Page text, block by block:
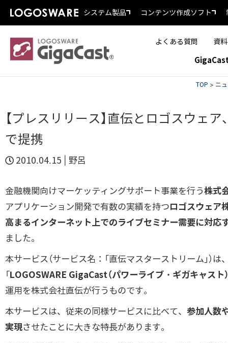
システム製品 コンテンツ作成ソフト
よくある質問 資
TOP > ニ
【プレスリリース】直伝とロゴスウェ
で提携
2010.04.15 | 野呂
金融機関向けマーケッティングサポート事業を行う株式
アプリケーション開発で有数の実績を持つロゴスウェア
高まるインターネット上でのライブセミナー需要に対
ました。
本サービス（サービス名：「直伝マスターストリーム」
「LOGOSWARE GigaCast（パワーライブ・ギガキャスト
運用を株式会社直伝が行うものです。
本サービスは、従来の同様サービスに比べて、 参加人数
実現させたことに大きな特長があります。